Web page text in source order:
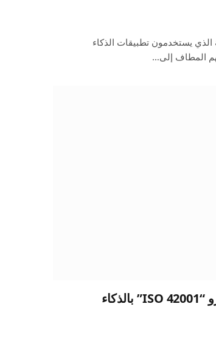
الذي يستخدمون تطبيقات الذكاء
المطاف إلى…
سدايا أول جهة عالميًا تنال اعتماد الآيزو “ISO 42001” بالذكاء